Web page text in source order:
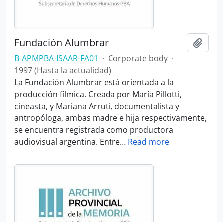
Fundación Alumbrar
B-APMPBA-ISAAR-FA01 · Corporate body ·
1997 (Hasta la actualidad)
La Fundación Alumbrar está orientada a la
producción fílmica. Creada por María Pillotti,
cineasta, y Mariana Arruti, documentalista y
antropóloga, ambas madre e hija respectivamente,
se encuentra registrada como productora
audiovisual argentina. Entre… Read more